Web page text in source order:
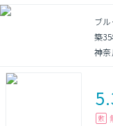
ブ
築
神
敷